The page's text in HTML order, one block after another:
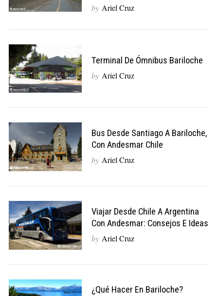
by Ariel Cruz
Terminal De Ómnibus Bariloche
by Ariel Cruz
Bus Desde Santiago A Bariloche,
Con Andesmar Chile
by Ariel Cruz
Viajar Desde Chile A Argentina
Con Andesmar: Consejos E Ideas
by Ariel Cruz
¿Qué Hacer En Bariloche?